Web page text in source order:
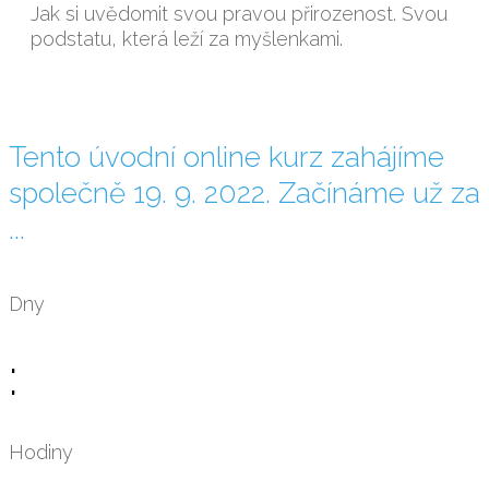
Jak si uvědomit svou pravou přirozenost. Svou
podstatu, která leží za myšlenkami.
Tento úvodní online kurz zahájíme
společně 19. 9. 2022. Začínáme už za
...
Dny
:
Hodiny